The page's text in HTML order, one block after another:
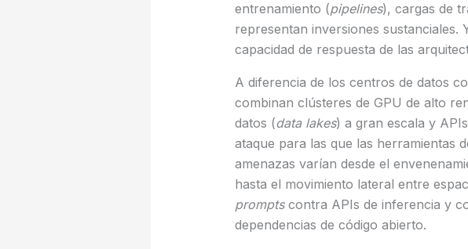
entrenamiento (pipelines), cargas de
representan inversiones sustanciales.
capacidad de respuesta de las
A diferencia de los centros de datos
combinan clústeres de GPU de alto
datos (data lakes) a gran escala y
ataque para las que las herramientas
amenazas varían desde el
hasta el movimiento lateral entre
promptscontra APIs de inferencia y
dependencias de código abierto.